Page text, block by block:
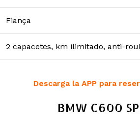
Fiança
2 capacetes, km ilimitado, anti-
Descarga la APP para
BMW C600